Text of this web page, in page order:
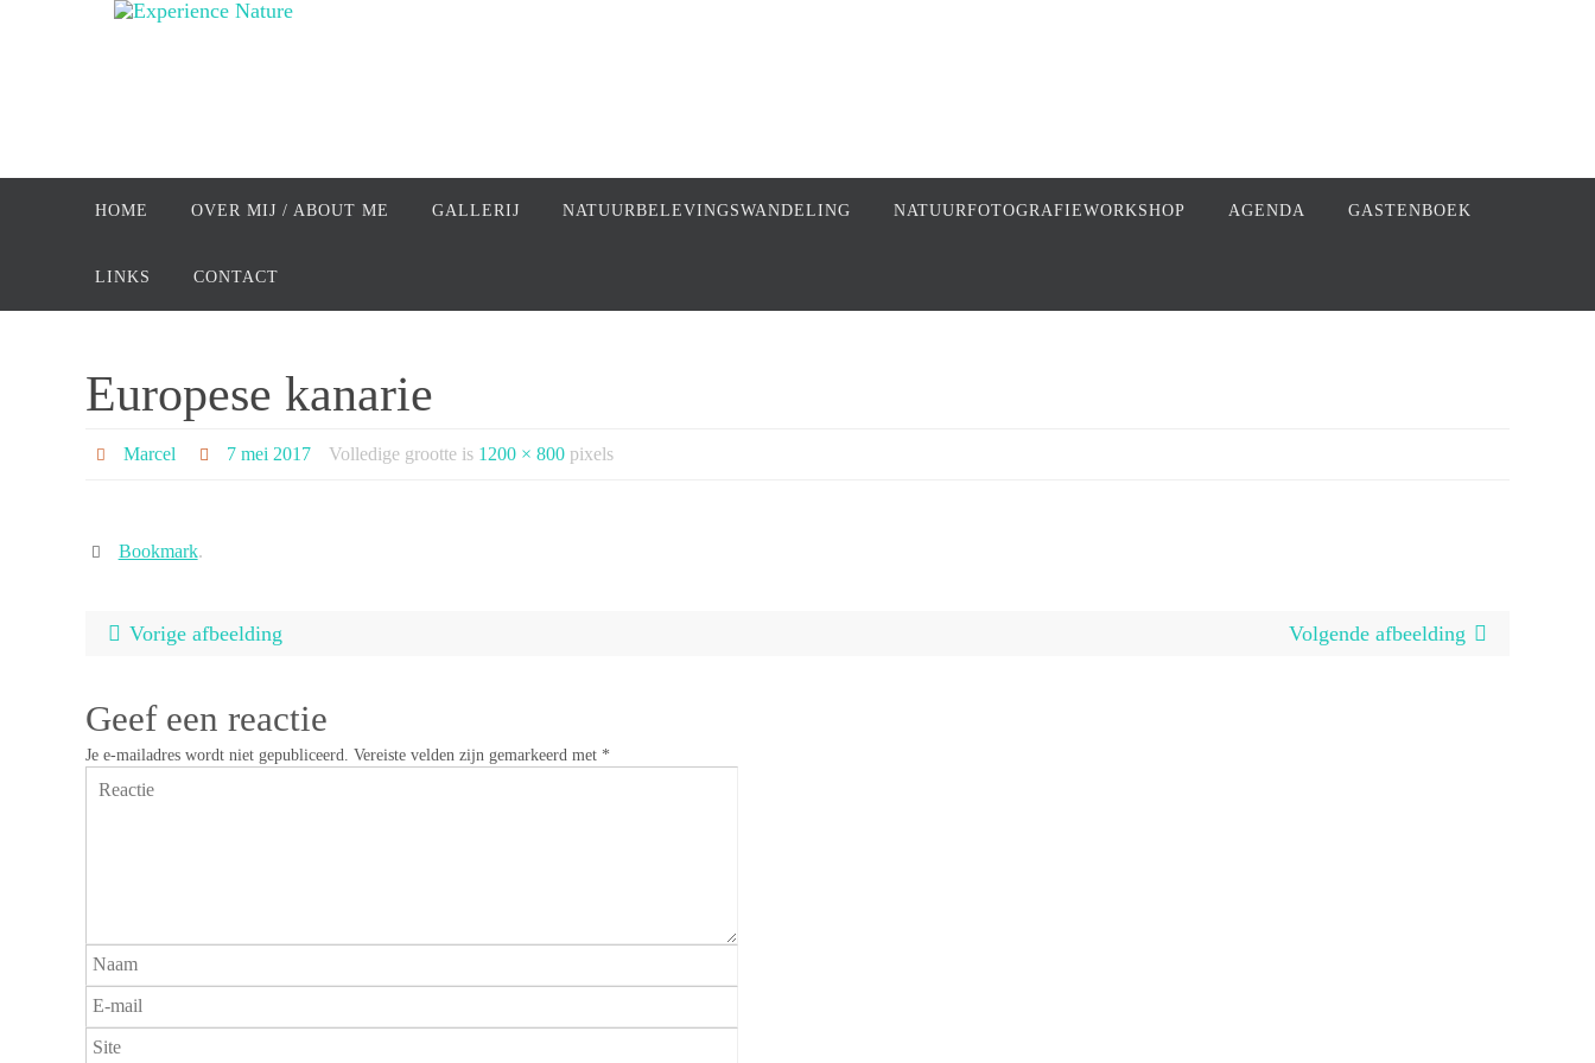
HOME OVER MIJ / ABOUT ME GALLERIJ NATUURBELEVINGSWANDELING NATUURFOTOGRAFIEWORKSHOP AGENDA GASTENBOEK
LINKS CONTACT
Europese kanarie
Marcel 7 mei 2017 Volledige grootte is 1200 × 800 pixels
Bookmark.
Vorige afbeelding Volgende afbeelding
Geef een reactie
Je e-mailadres wordt niet gepubliceerd. Vereiste velden zijn gemarkeerd met *